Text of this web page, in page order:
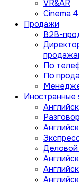
VR&AR
Cinema
Продажи
B2B-
По
По
Иностранные
Деловой